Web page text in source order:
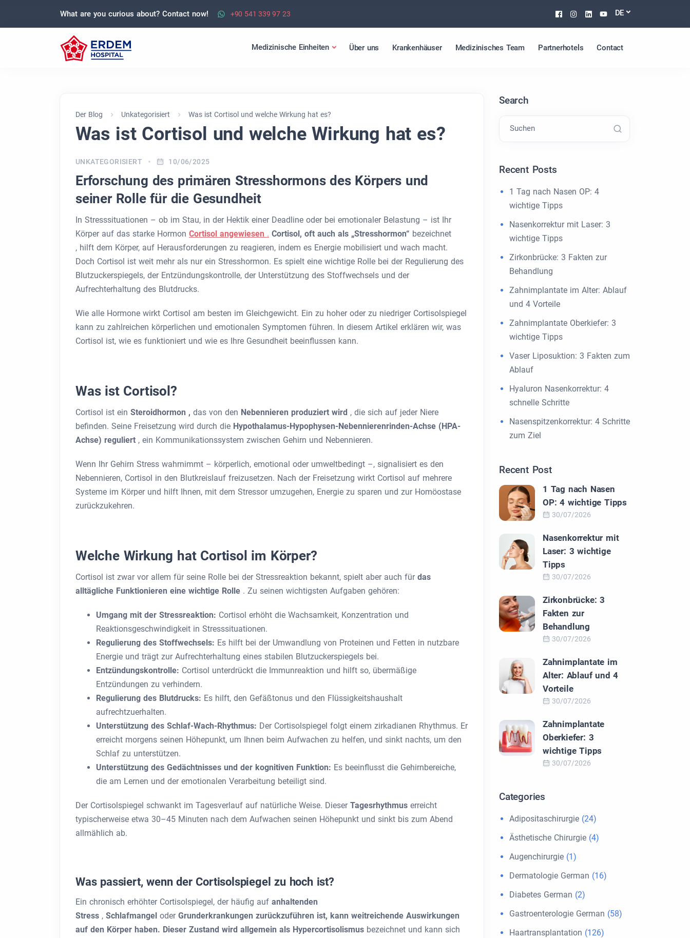
What are you curious about? Contact now! +90 541 339 97 23 Facebook
Instagram
Linkedin
Youtube
DE
Medizinische Einheiten Über uns Krankenhäuser Medizinisches Team Partnerhotels Contact
Der Blog Unkategorisiert Was ist Cortisol und welche Wirkung hat es?
Was ist Cortisol und welche Wirkung hat es?
UNKATEGORISIERT 10/06/2025
Erforschung des primären Stresshormons des Körpers und
seiner Rolle für die Gesundheit
In Stresssituationen – ob im Stau, in der Hektik einer Deadline oder bei emotionaler Belastung – ist Ihr
Körper auf das starke Hormon Cortisol angewiesen . Cortisol, oft auch als „Stresshormon“ bezeichnet
, hilft dem Körper, auf Herausforderungen zu reagieren, indem es Energie mobilisiert und wach macht.
Doch Cortisol ist weit mehr als nur ein Stresshormon. Es spielt eine wichtige Rolle bei der Regulierung des
Blutzuckerspiegels, der Entzündungskontrolle, der Unterstützung des Stoffwechsels und der
Aufrechterhaltung des Blutdrucks.
Wie alle Hormone wirkt Cortisol am besten im Gleichgewicht. Ein zu hoher oder zu niedriger Cortisolspiegel
kann zu zahlreichen körperlichen und emotionalen Symptomen führen. In diesem Artikel erklären wir, was
Cortisol ist, wie es funktioniert und wie es Ihre Gesundheit beeinflussen kann.
Was ist Cortisol?
Cortisol ist ein Steroidhormon , das von den Nebennieren produziert wird , die sich auf jeder Niere
befinden. Seine Freisetzung wird durch die Hypothalamus-Hypophysen-Nebennierenrinden-Achse (HPA-
Achse) reguliert , ein Kommunikationssystem zwischen Gehirn und Nebennieren.
Wenn Ihr Gehirn Stress wahrnimmt – körperlich, emotional oder umweltbedingt –, signalisiert es den
Nebennieren, Cortisol in den Blutkreislauf freizusetzen. Nach der Freisetzung wirkt Cortisol auf mehrere
Systeme im Körper und hilft Ihnen, mit dem Stressor umzugehen, Energie zu sparen und zur Homöostase
zurückzukehren.
Welche Wirkung hat Cortisol im Körper?
Cortisol ist zwar vor allem für seine Rolle bei der Stressreaktion bekannt, spielt aber auch für das
alltägliche Funktionieren eine wichtige Rolle . Zu seinen wichtigsten Aufgaben gehören:
Umgang mit der Stressreaktion: Cortisol erhöht die Wachsamkeit, Konzentration und
Reaktionsgeschwindigkeit in Stresssituationen.
Regulierung des Stoffwechsels: Es hilft bei der Umwandlung von Proteinen und Fetten in nutzbare
Energie und trägt zur Aufrechterhaltung eines stabilen Blutzuckerspiegels bei.
Entzündungskontrolle: Cortisol unterdrückt die Immunreaktion und hilft so, übermäßige
Entzündungen zu verhindern.
Regulierung des Blutdrucks: Es hilft, den Gefäßtonus und den Flüssigkeitshaushalt
aufrechtzuerhalten.
Unterstützung des Schlaf-Wach-Rhythmus: Der Cortisolspiegel folgt einem zirkadianen Rhythmus. Er
erreicht morgens seinen Höhepunkt, um Ihnen beim Aufwachen zu helfen, und sinkt nachts, um den
Schlaf zu unterstützen.
Unterstützung des Gedächtnisses und der kognitiven Funktion: Es beeinflusst die Gehirnbereiche,
die am Lernen und der emotionalen Verarbeitung beteiligt sind.
Der Cortisolspiegel schwankt im Tagesverlauf auf natürliche Weise. Dieser Tagesrhythmus erreicht
typischerweise etwa 30–45 Minuten nach dem Aufwachen seinen Höhepunkt und sinkt bis zum Abend
allmählich ab.
Was passiert, wenn der Cortisolspiegel zu hoch ist?
Ein chronisch erhöhter Cortisolspiegel, der häufig auf anhaltenden
Stress , Schlafmangel oder Grunderkrankungen zurückzuführen ist, kann weitreichende Auswirkungen
auf den Körper haben. Dieser Zustand wird allgemein als Hypercortisolismus bezeichnet und kann sich
Search
Suchen
Recent Posts
1 Tag nach Nasen OP: 4
wichtige Tipps
Nasenkorrektur mit Laser: 3
wichtige Tipps
Zirkonbrücke: 3 Fakten zur
Behandlung
Zahnimplantate im Alter: Ablauf
und 4 Vorteile
Zahnimplantate Oberkiefer: 3
wichtige Tipps
Vaser Liposuktion: 3 Fakten zum
Ablauf
Hyaluron Nasenkorrektur: 4
schnelle Schritte
Nasenspitzenkorrektur: 4 Schritte
zum Ziel
Recent Post
1 Tag nach Nasen
OP: 4 wichtige Tipps
30/07/2026
Nasenkorrektur mit
Laser: 3 wichtige
Tipps
30/07/2026
Zirkonbrücke: 3
Fakten zur
Behandlung
30/07/2026
Zahnimplantate im
Alter: Ablauf und 4
Vorteile
30/07/2026
Zahnimplantate
Oberkiefer: 3
wichtige Tipps
30/07/2026
Categories
Adipositaschirurgie (24)
Ästhetische Chirurgie (4)
Augenchirurgie (1)
Dermatologie German (16)
Diabetes German (2)
Gastroenterologie German (58)
Haartransplantation (126)